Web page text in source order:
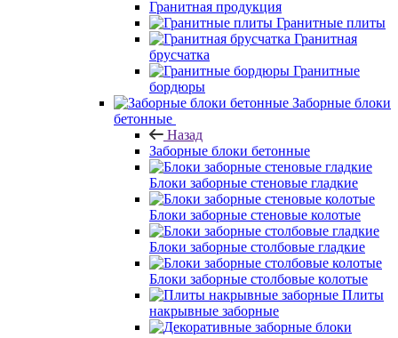
Гранитная продукция
Гранитные плиты
Гранитная
брусчатка
Гранитные
бордюры
Заборные блоки
бетонные
Назад
Заборные блоки бетонные
Блоки заборные стеновые гладкие
Блоки заборные стеновые колотые
Блоки заборные столбовые гладкие
Блоки заборные столбовые колотые
Плиты
накрывные заборные